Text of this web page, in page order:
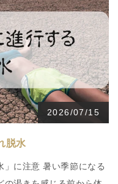
2026/07/15
脱水
」に注意 暑い季節になる